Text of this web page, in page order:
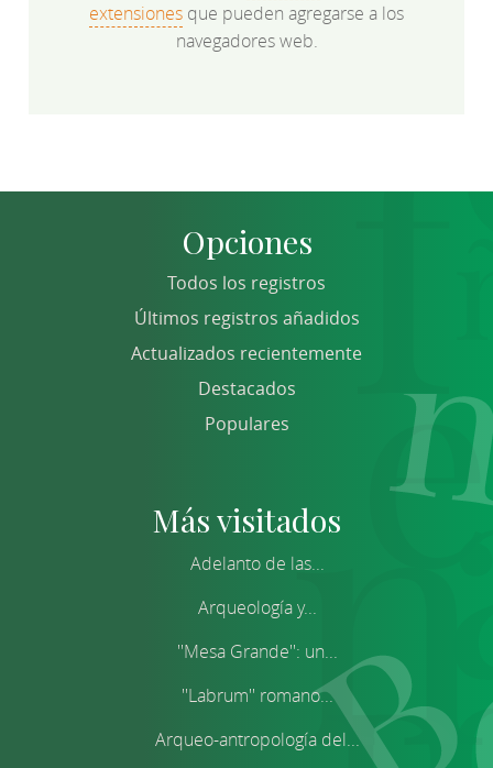
extensiones que pueden agregarse a los
navegadores web.
Opciones
Todos los registros
Últimos registros añadidos
Actualizados recientemente
Destacados
Populares
Más visitados
Adelanto de las...
Arqueología y...
''Mesa Grande'': un...
''Labrum'' romano...
Arqueo-antropología del...